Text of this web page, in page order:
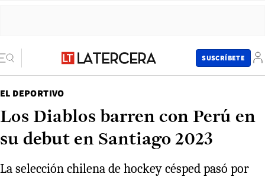
SUSCRÍBETE
EL DEPORTIVO
Los Diablos barren con Perú en
su debut en Santiago 2023
La selección chilena de hockey césped pasó por